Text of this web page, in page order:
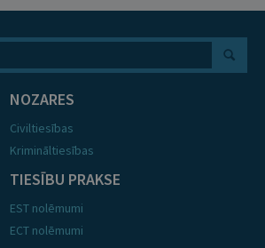
NOZARES
Civiltiesības
Krimināltiesības
TIESĪBU PRAKSE
EST nolēmumi
ECT nolēmumi